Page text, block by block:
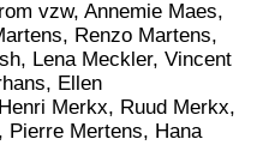
vzw, Annemie Maes,
Renzo Martens,
Lena Meckler, Vincent
Ellen
Merkx, Ruud Merkx,
Pierre Mertens, Hana